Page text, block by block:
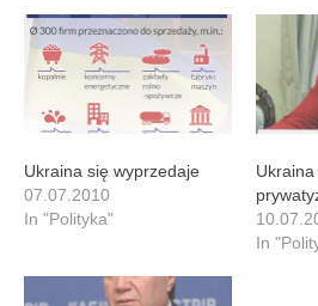
Ukraina się wyprzedaje
07.07.2010
In "Polityka"
In